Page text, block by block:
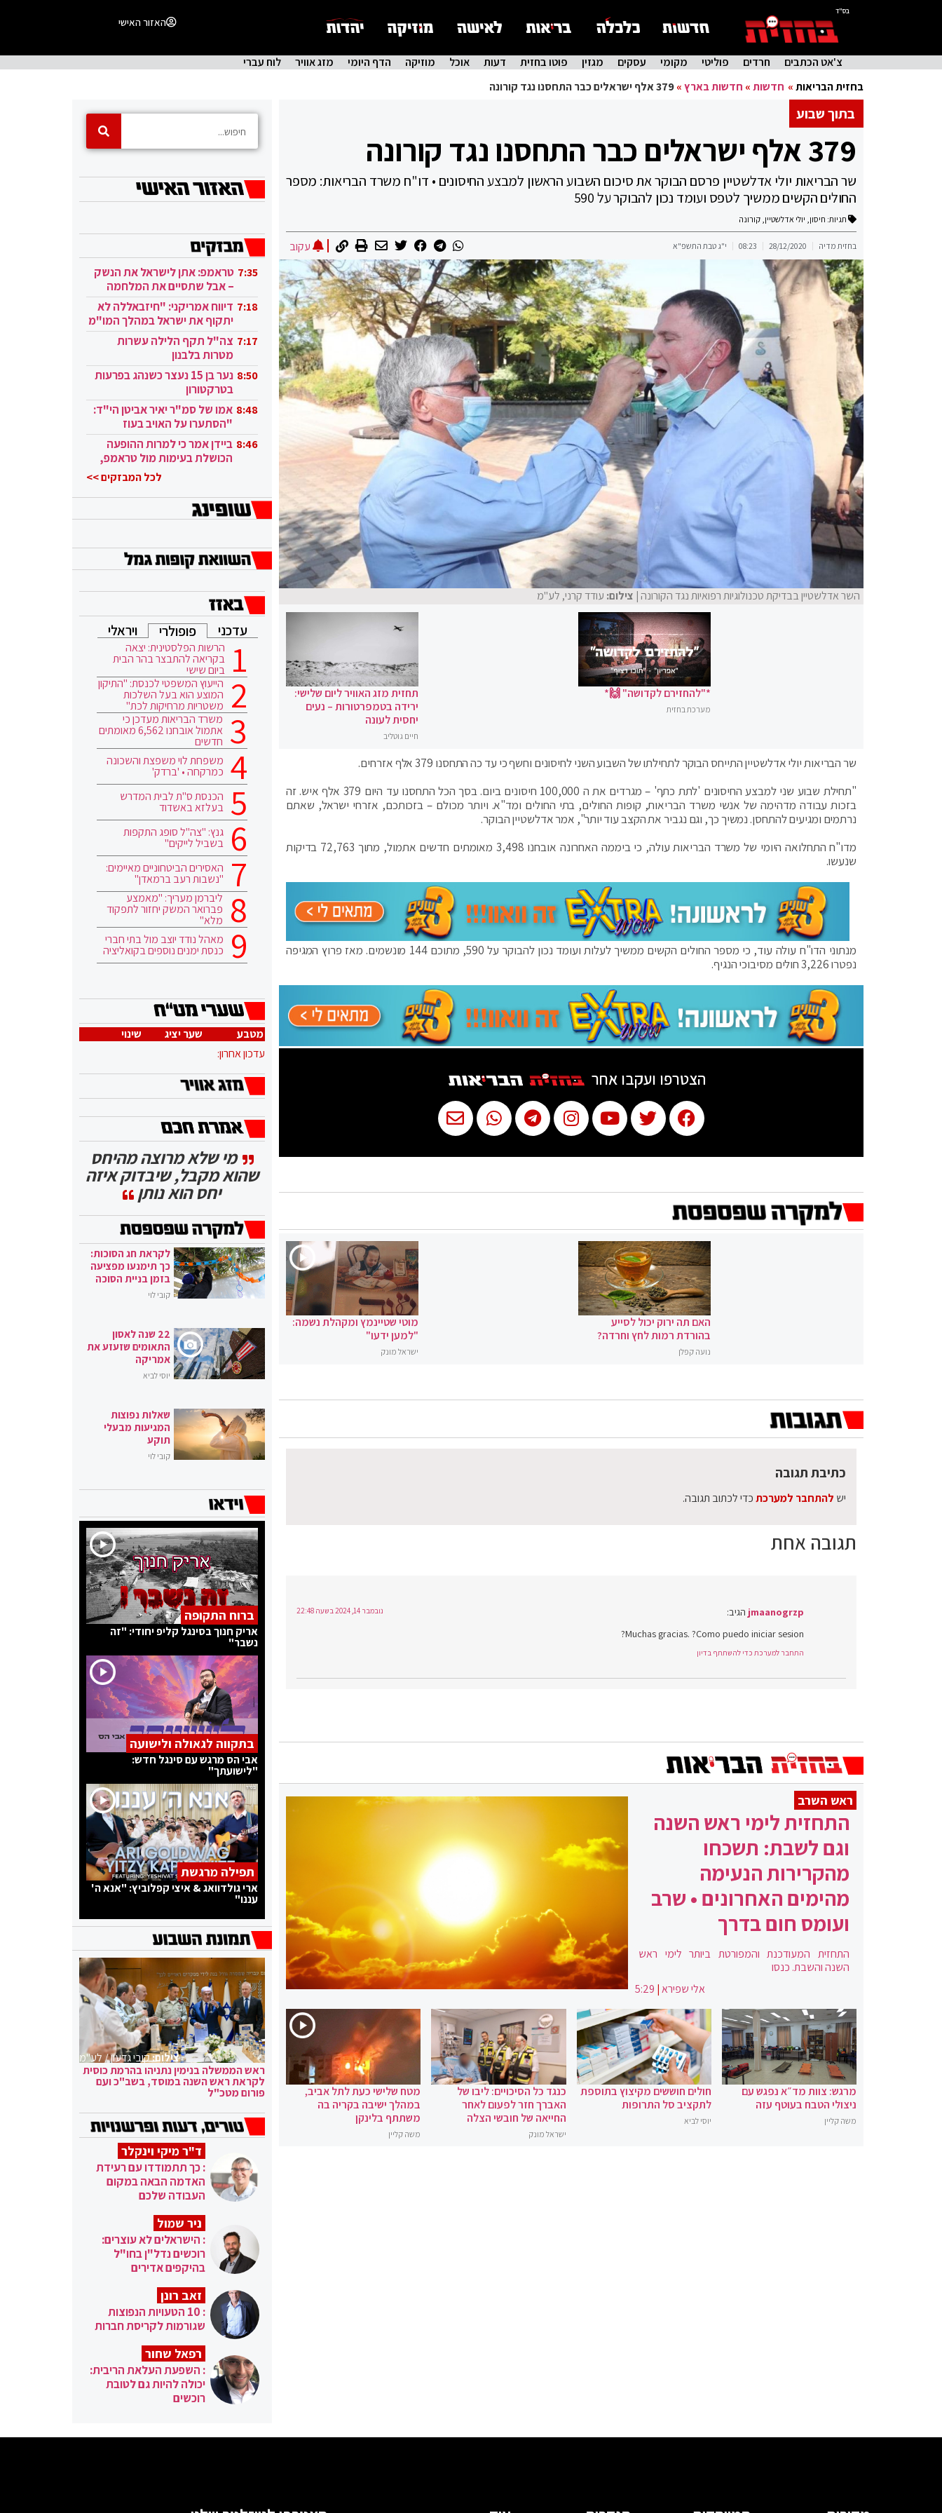
בס"ד
האזור האישי
צ'אט הכתבים חרדים פוליטי מקומי עסקים מגזין פוטו בחזית דעות אוכל מוזיקה הדף היומי מזג אוויר
לוח עברי
בחזית הבריאות» חדשות» חדשות בארץ»379 אלף ישראלים כבר התחסנו נגד קורונה
בתוך שבוע
379 אלף ישראלים כבר התחסנו נגד קורונה
שר הבריאות יולי אדלשטיין פרסם הבוקר את סיכום השבוע הראשון למבצע החיסונים • דו"ח משרד הבריאות: מספר
החולים הקשים ממשיך לטפס ועומד נכון להבוקר על 590
תגיות: חיסון, יולי אדלשטיין, קורונה
בחזית מדיה 28/12/2020
08:23 י"ג טבת התשפ"א עקוב
השר אדלשטיין בבדיקת טכנולוגיות רפואיות נגד הקורונה| צילום: עודד קרני, לע"מ
*"להחזירם לקדושה" 🙌*
מערכת בחזית
תחזית מזג האוויר ליום שלישי:
ירידה בטמפרטורות – נעים
יחסית לעונה
חיים גוטליב
שר הבריאות יולי אדלשטיין התייחס הבוקר לתחילתו של השבוע השני לחיסונים וחשף כי עד כה התחסנו 379 אלף אזרחים.
"תחילת שבוע שני למבצע החיסונים 'לתת כתף' – מגרדים את ה 100,000 חיסונים ביום. בסך הכל התחסנו עד היום 379 אלף איש. זה
בזכות עבודה מדהימה של אנשי משרד הבריאות, קופות החולים, בתי החולים ומד"א. ויותר מכולם – בזכותכם, אזרחי ישראל, שאתם
נרתמים ומגיעים להתחסן. נמשיך כך, וגם נגביר את הקצב עוד יותר", אמר אדלשטיין הבוקר.
מדו"ח התחלואה היומי של משרד הבריאות עולה, כי ביממה האחרונה אובחנו 3,498 מאומתים חדשים אתמול, מתוך 72,763 בדיקות
שנעשו.
מנתוני הדו"ח עולה עוד, כי מספר החולים הקשים ממשיך לעלות ועומד נכון להבוקר על 590, מתוכם 144 מונשמים. מאז פרוץ המגיפה
נפטרו 3,226 חולים מסיבוכי הנגיף.
הצטרפו ועקבו אחר
האם תה ירוק יכול לסייע
בהורדת רמות לחץ וחרדה?
נועה קפלן
מוטי שטיינמץ ומקהלת נשמה:
"למען ידעו"
ישראל מונק
תגובה אחת
jmaanogrzp הגיב: נובמבר 14, 2024 בשעה 22:48
Muchas gracias. ?Como puedo iniciar sesion?
התחבר למערכת כדי להשתתף בדיון
כתיבת תגובה
יש להתחבר למערכתכדי לכתוב תגובה.
ראש השרב
התחזית לימי ראש השנה
וגם לשבת: תשכחו
מהקרירות הנעימה
מהימים האחרונים • שרב
ועומס חום בדרך
התחזית המעודכנת והמפורטת ביותר לימי ראש
השנה והשבת. כנסו
אלי שפירא|
5:29
מרגש: צוות מד״א נפגש עם
ניצולי הטבח בעוטף עזה
משה קליין
חולים חוששים מקיצוץ בתוספת
לתקציב סל התרופות
יוסי לביא
כנגד כל הסיכויים: ליבו של
האברך חזר לפעום לאחר
החייאה של חובשי הצלה
ישראל מונק
מטח שלישי כעת לתל אביב,
במהלך ישיבה בקריה בה
משתתף בלינקן
משה קליין
7:35 טראמפ: אתן לישראל את הנשק
– אבל שתסיים את המלחמה
בעזה 7:18 דיווח אמריקני: "חיזבאללה לא
יתקוף את ישראל במהלך המו"מ
בקטאר" 7:17 צה"ל תקף הלילה עשרות
מטרות בלבנון
8:50
נער בן 15 נעצר כשנהג בפרעות
בטרקטורון
8:48 אמו של סמ"ר יאיר אביטן הי"ד:
"הסתערו על האויב בעוז
ובגבורה" 8:46 ביידן אמר כי למרות ההופעה
הכושלת בעימות מול טראמפ,
לכל המבזקים >>
עדכני פופולרי ויראלי
הרשות הפלסטינית: יצאה
בקריאה להתבצר בהר הבית
ביום שישי
הייעוץ המשפטי לכנסת: "התיקון
המוצע הוא בעל השלכות
משטריות מרחיקות לכת"
משרד הבריאות מעדכן כי
אתמול אובחנו 6,562 מאומתים
חדשים
משפחת לוי משפצת והשכונה
כמרקחה • 'ברדק'
הכנסת ס"ת לבית המדרש
בעלזא באשדוד
גנץ: "צה"ל סופג התקפות
בשביל לייקים"
האסירים הביטחוניים מאיימים:
"נשבות רעב ברמאדן"
ליברמן מעריך: "מאמצע
פברואר המשק יחזור לתפקוד
מלא"
מאהל נודד יוצב מול בתי חברי
כנסת ימנים נוספים בקואליציה
מטבע שער יציג
שינוי
עדכון אחרון:
מי שלא מרוצה מהיחס
שהוא מקבל, שיבדוק איזה
יחס הוא נותן
לקראת חג הסוכות:
כך תימנעו מפציעה
בזמן בניית הסוכה
קובי לוי
22 שנה לאסון
התאומים שזעזע את
אמריקה
יוסי לביא
שאלות נפוצות
המגיעות מבעלי
תוקע
קובי לוי
ברוח התקופה
אריק חנוך בסינגל קליפ יחודי: "זה
נשבר"
בתקווה לגאולה ולישועה
אבי הס מרגש עם סינגל חדש:
"לישועתך"
תפילה מרגשת
ארי גולדוואג & איצי קפלוביץ: "אנא ה'
עננו"
צילום:קובי גדעון / לע"מ
ראש הממשלה בנימין נתניהו בהרמת כוסית
לקראת ראש השנה במוסד, בשב"כ ועם
פורום מטכ"ל
ד"ר מיקי וינקלר
: כך תתמודדו עם רעידת
האדמה הבאה במקום
העבודה שלכם
ניר שמול
: הישראלים לא עוצרים:
רוכשים נדל"ן בחו"ל
בהיקפים אדירים
זאב רונן
: 10 הטעויות הנפוצות
שגורמות לקריסת חברות
רפאל שחור
: השפעת העלאת הריבית:
יכולה להיות גם לטובת
רוכשים